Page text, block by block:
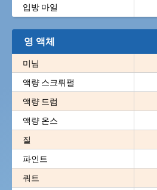
입방 마일
영 액체
미님
액량 스크뤼펄
액량 드럼
액량 온스
질
파인트
쿼트